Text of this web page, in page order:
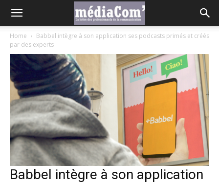
Home
Babbel intègre à son application ses podcasts primés et créés
par des experts
Babbel intègre à son application